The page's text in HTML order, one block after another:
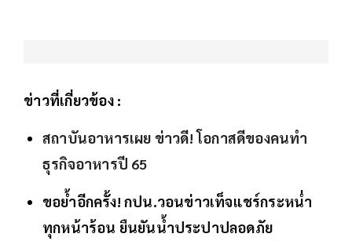
ข่าวที่เกี่ยวข้อง :
สถาบันอาหารเผย ข่าวดี! โอกาสดีของคนทำ
ธุรกิจอาหารปี 65
ขอย้ำอีกครั้ง! กปน.วอนข่าวเท็จแชร์กระหน่ำ
ทุกหน้าร้อน ยืนยันน้ำประปาปลอดภัย